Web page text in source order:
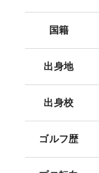
国籍
出身地
出身校
ゴルフ歴